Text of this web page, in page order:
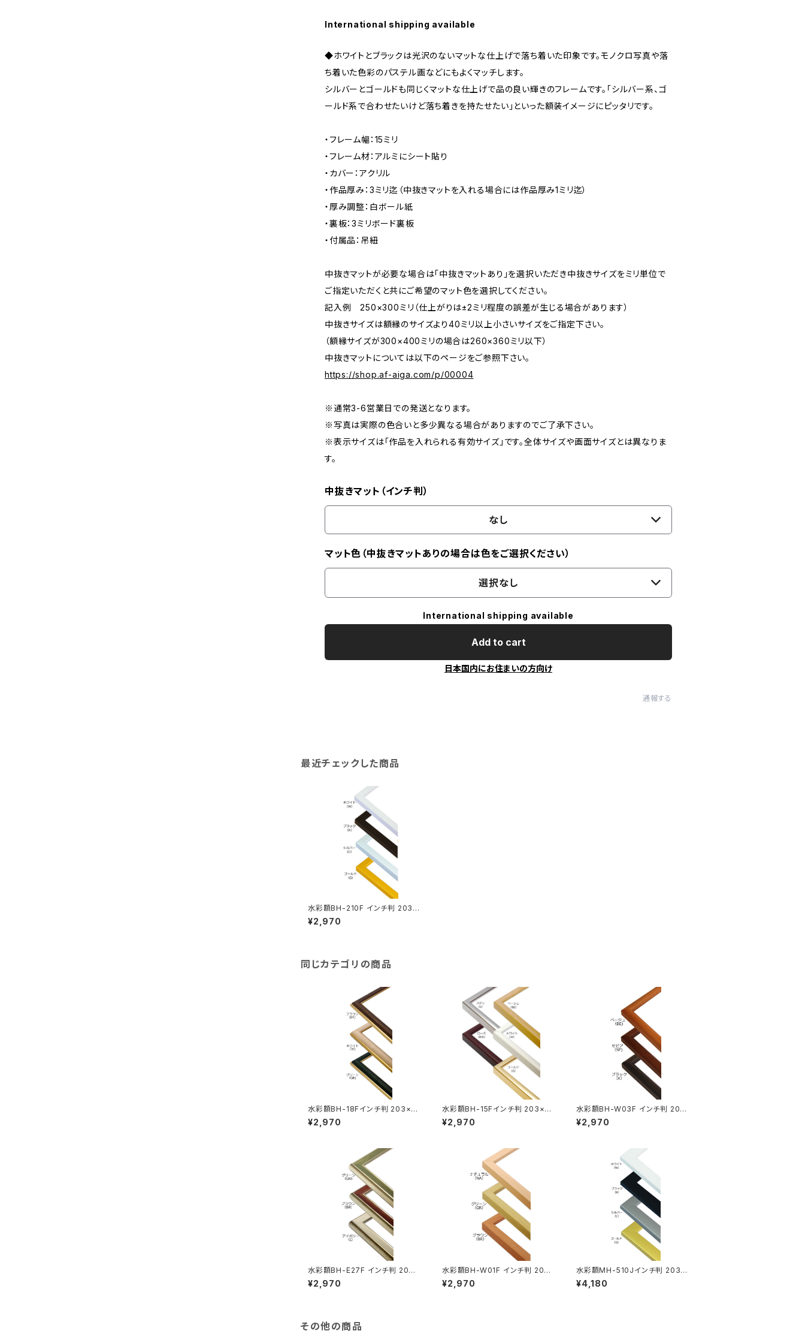
International shipping available
◆ホワイトとブラックは光沢のないマットな仕上げで落ち着いた印象です。モノクロ写真や落
ち着いた色彩のパステル画などにもよくマッチします。
シルバーとゴールドも同じくマットな仕上げで品の良い輝きのフレームです。「シルバー系、ゴ
ールド系で合わせたいけど落ち着きを持たせたい」といった額装イメージにピッタリです。
・フレーム幅：15ミリ
・フレーム材：アルミにシート貼り
・カバー：アクリル
・作品厚み：3ミリ迄（中抜きマットを入れる場合には作品厚み1ミリ迄）
・厚み調整：白ボール紙
・裏板：3ミリボード裏板
・付属品：吊紐
中抜きマットが必要な場合は「中抜きマットあり」を選択いただき中抜きサイズをミリ単位で
ご指定いただくと共にご希望のマット色を選択してください。
記入例 250×300ミリ（仕上がりは±2ミリ程度の誤差が生じる場合があります）
中抜きサイズは額縁のサイズより40ミリ以上小さいサイズをご指定下さい。
（額縁サイズが300×400ミリの場合は260×360ミリ以下）
中抜きマットについては以下のページをご参照下さい。
https://shop.af-aiga.com/p/00004
※通常3-6営業日での発送となります。
※写真は実際の色合いと多少異なる場合がありますのでご了承下さい。
※表示サイズは「作品を入れられる有効サイズ」です。全体サイズや画面サイズとは異なりま
す。
中抜きマット（インチ判）
なし
マット色（中抜きマットありの場合は色をご選択ください）
選択なし
International shipping available
Add to cart
日本国内にお住まいの方向け
通報する
最近チェックした商品
水彩額BH-210F インチ判 203×
254ミリ
¥2,970
同じカテゴリの商品
水彩額BH-18Fインチ判 203×2
54ミリ
¥2,970
水彩額BH-15Fインチ判 203×25
4ミリ
¥2,970
水彩額BH-W03F インチ判 203
×254ミリ
¥2,970
水彩額BH-E27F インチ判 203×
254ミリ
¥2,970
水彩額BH-W01F インチ判 203
×254ミリ
¥2,970
水彩額MH-510Jインチ判 203×
254ミリ
¥4,180
その他の商品